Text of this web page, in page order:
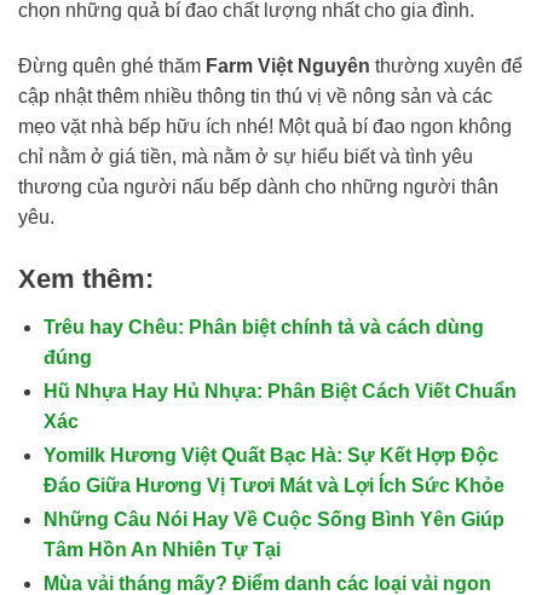
chọn những quả bí đao chất lượng nhất cho gia đình.
Đừng quên ghé thăm Farm Việt Nguyên thường xuyên để
cập nhật thêm nhiều thông tin thú vị về nông sản và các
mẹo vặt nhà bếp hữu ích nhé! Một quả bí đao ngon không
chỉ nằm ở giá tiền, mà nằm ở sự hiểu biết và tình yêu
thương của người nấu bếp dành cho những người thân
yêu.
Xem thêm:
Trêu hay Chêu: Phân biệt chính tả và cách dùng
đúng
Hũ Nhựa Hay Hủ Nhựa: Phân Biệt Cách Viết Chuẩn
Xác
Yomilk Hương Việt Quất Bạc Hà: Sự Kết Hợp Độc
Đáo Giữa Hương Vị Tươi Mát và Lợi Ích Sức Khỏe
Những Câu Nói Hay Về Cuộc Sống Bình Yên Giúp
Tâm Hồn An Nhiên Tự Tại
Mùa vải tháng mấy? Điểm danh các loại vải ngon